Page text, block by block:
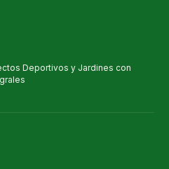
Deportivos y Jardines con